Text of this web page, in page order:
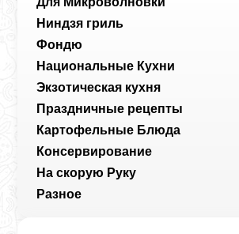
Ниндзя гриль
Фондю
Национальные Кухни
Экзотическая кухня
Праздничные рецепты
Картофельные Блюда
Консервирование
На скорую Руку
Разное